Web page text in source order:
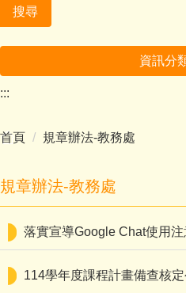
搜尋
資訊分
重要公告
鄧公行事曆
行政處室
鄧公社團
:::
首頁 規章辦法-教務處
規章辦法-教務處
落實宣導Google Chat使用注
114學年度課程計畫備查核